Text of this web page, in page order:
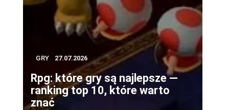
GRY 27.07.2026
Rpg: które gry są najlepsze —
ranking top 10, które warto
znać